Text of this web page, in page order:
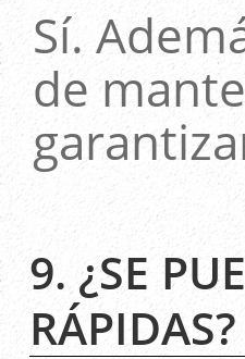
Sí.
de
9. ¿SE
RÁPIDAS?